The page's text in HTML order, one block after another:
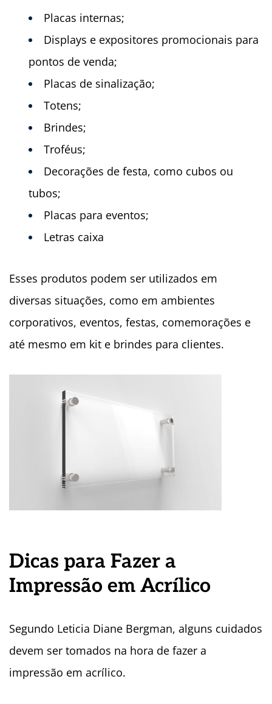
Placas internas;
Displays e expositores promocionais para
pontos de venda;
Placas de sinalização;
Totens;
Brindes;
Troféus;
Decorações de festa, como cubos ou
tubos;
Placas para eventos;
Letras caixa
Esses produtos podem ser utilizados em
diversas situações, como em ambientes
corporativos, eventos, festas, comemorações e
até mesmo em kit e brindes para clientes.
Dicas para Fazer a
Impressão em Acrílico
Segundo Leticia Diane Bergman, alguns cuidados
devem ser tomados na hora de fazer a
impressão em acrílico.